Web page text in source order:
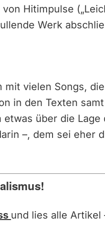
Hitimpulse
Werk
mit vielen Songs,
in den Texten
über die Lage
–, dem sei eher
und lies alle Artikel